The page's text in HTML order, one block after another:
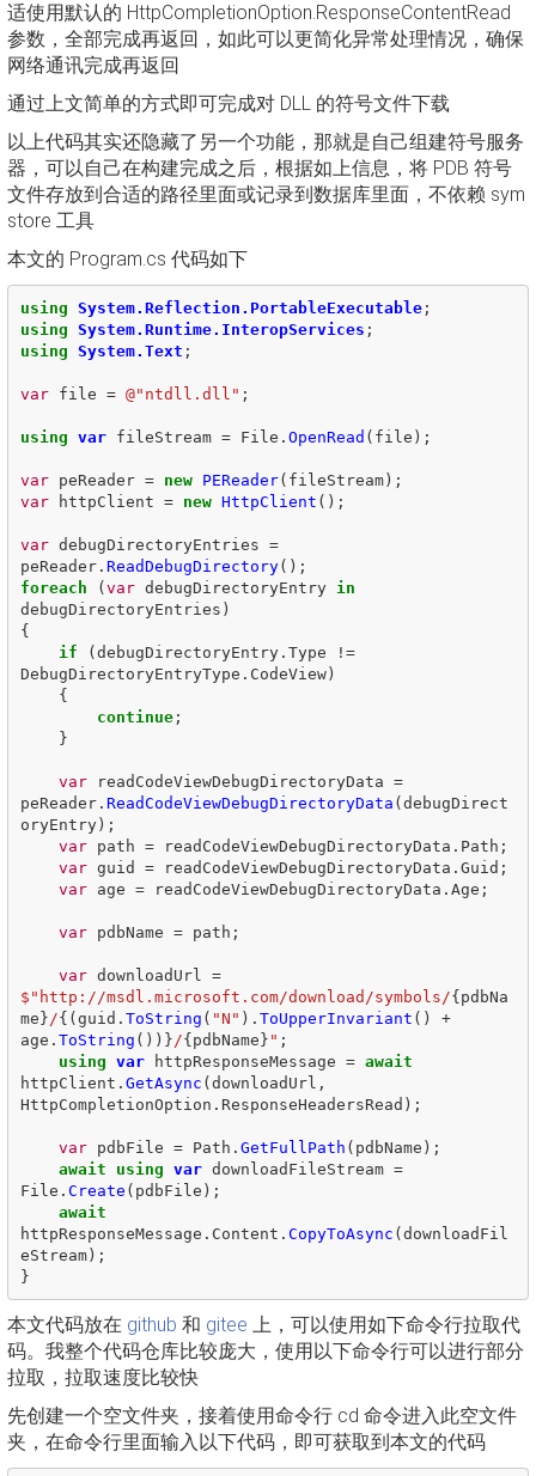
适使用默认的 HttpCompletionOption.ResponseContentRead
参数，全部完成再返回，如此可以更简化异常处理情况，确保
网络通讯完成再返回
通过上文简单的方式即可完成对 DLL 的符号文件下载
以上代码其实还隐藏了另一个功能，那就是自己组建符号服务
器，可以自己在构建完成之后，根据如上信息，将 PDB 符号
文件存放到合适的路径里面或记录到数据库里面，不依赖 sym
store 工具
本文的 Program.cs 代码如下
using System.Reflection.PortableExecutable;
using System.Runtime.InteropServices ;
using System.Text ;
var file = @"ntdll.dll" ;
using var fileStream = File . OpenRead ( file );
var peReader = new PEReader( fileStream);
var
httpClient = new HttpClient ();
var debugDirectoryEntries =
peReader. ReadDebugDirectory();
foreach
(var debugDirectoryEntry
in
debugDirectoryEntries )
{
if
(debugDirectoryEntry. Type
!=
DebugDirectoryEntryType . CodeView)
{
continue;
}
var readCodeViewDebugDirectoryData =
peReader. ReadCodeViewDebugDirectoryData (debugDirect
oryEntry);
var
path = readCodeViewDebugDirectoryData . Path ;
var guid = readCodeViewDebugDirectoryData . Guid ;
var
age = readCodeViewDebugDirectoryData . Age ;
var pdbName = path ;
var downloadUrl
=
$"http://msdl.microsoft.com/download/symbols/{pdbNa
me} /{(guid . ToString ( "N" ). ToUpperInvariant ()
+
age . ToString ())} /{pdbName} " ;
using var httpResponseMessage = await
httpClient . GetAsync (downloadUrl ,
HttpCompletionOption . ResponseHeadersRead );
var pdbFile = Path . GetFullPath ( pdbName );
await
using var downloadFileStream =
File . Create ( pdbFile );
await
httpResponseMessage . Content . CopyToAsync (downloadFil
eStream);
}
本文代码放在 github 和 gitee 上，可以使用如下命令行拉取代
码。我整个代码仓库比较庞大，使用以下命令行可以进行部分
拉取，拉取速度比较快
先创建一个空文件夹，接着使用命令行 cd 命令进入此空文件
夹，在命令行里面输入以下代码，即可获取到本文的代码